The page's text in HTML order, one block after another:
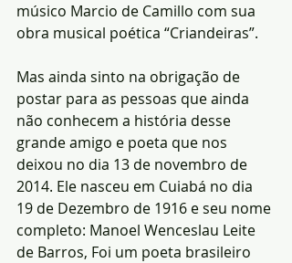
músico Marcio de Camillo com sua
obra musical poética “Criandeiras”.
Mas ainda sinto na obrigação de
postar para as pessoas que ainda
não conhecem a história desse
grande amigo e poeta que nos
deixou no dia 13 de novembro de
2014. Ele nasceu em Cuiabá no dia
19 de Dezembro de 1916 e seu nome
completo: Manoel Wenceslau Leite
de Barros, Foi um poeta brasileiro